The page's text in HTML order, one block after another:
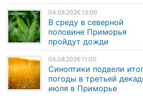
04.08.2026 13:00
В среду в северной
половине Приморья
пройдут дожди
04.08.2026 11:00
Синоптики подвели
погоды в третьей
июля в Приморье